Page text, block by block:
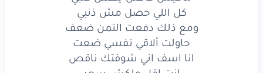
ما تمثلوشما نتحرموشاسيدنا
ما بحترموشمن يوم
كل اللي حصل مش ذنبي
ومع ذلك دفعت التمن ضعف
حاولت ألاقي نفسي ضعت
انا اسف اني شوفتك ناقص